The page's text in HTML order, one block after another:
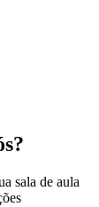
sala de aula